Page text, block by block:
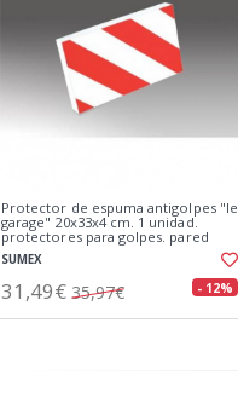
Protector de espuma antigolpes "le
garage" 20x33x4 cm. 1 unidad.
protectores para golpes. pared
trasera.
SUMEX
31,49€ 35,97€ - 12%